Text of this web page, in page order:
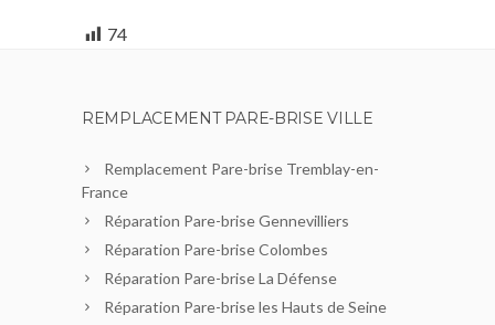
74
REMPLACEMENT PARE-BRISE VILLE
Remplacement Pare-brise Tremblay-en-
France
Réparation Pare-brise Gennevilliers
Réparation Pare-brise Colombes
Réparation Pare-brise La Défense
Réparation Pare-brise les Hauts de Seine